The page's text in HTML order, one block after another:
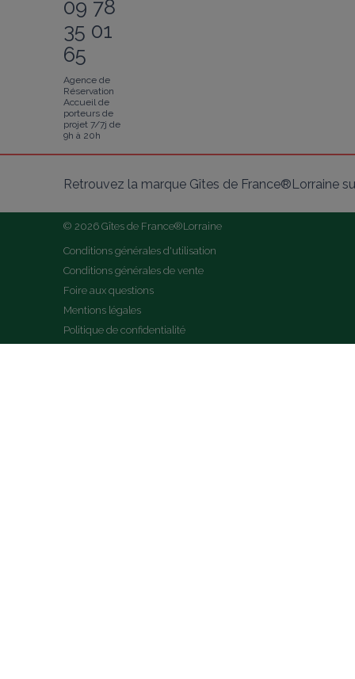
09 78
35 01
65
Agence de
Réservation
Accueil de
porteurs de
projet 7/7j de
9h à 20h
Retrouvez la marque Gîtes de France®Lorraine
© 2026 Gîtes de France®Lorraine
Conditions générales d'utilisation
Conditions générales de vente
Foire aux questions
Mentions légales
Politique de confidentialité